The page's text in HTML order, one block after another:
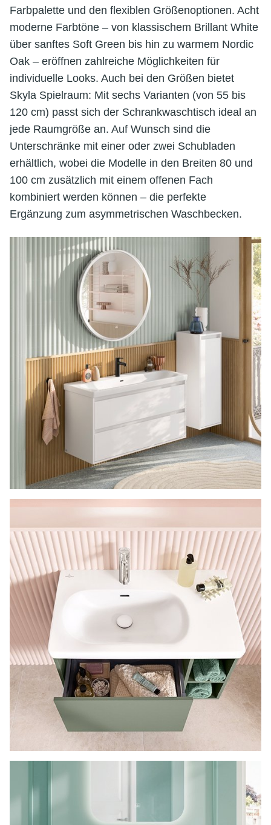
Farbpalette und den flexiblen Größenoptionen. Acht
moderne Farbtöne – von klassischem Brillant White
über sanftes Soft Green bis hin zu warmem Nordic
Oak – eröffnen zahlreiche Möglichkeiten für
individuelle Looks. Auch bei den Größen bietet
Skyla Spielraum: Mit sechs Varianten (von 55 bis
120 cm) passt sich der Schrankwaschtisch ideal an
jede Raumgröße an. Auf Wunsch sind die
Unterschränke mit einer oder zwei Schubladen
erhältlich, wobei die Modelle in den Breiten 80 und
100 cm zusätzlich mit einem offenen Fach
kombiniert werden können – die perfekte
Ergänzung zum asymmetrischen Waschbecken.